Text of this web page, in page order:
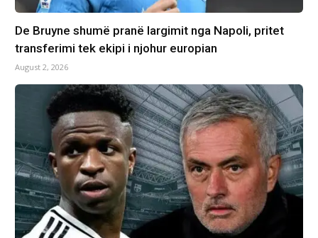
De Bruyne shumë pranë largimit nga Napoli, pritet
transferimi tek ekipi i njohur europian
August 2, 2026